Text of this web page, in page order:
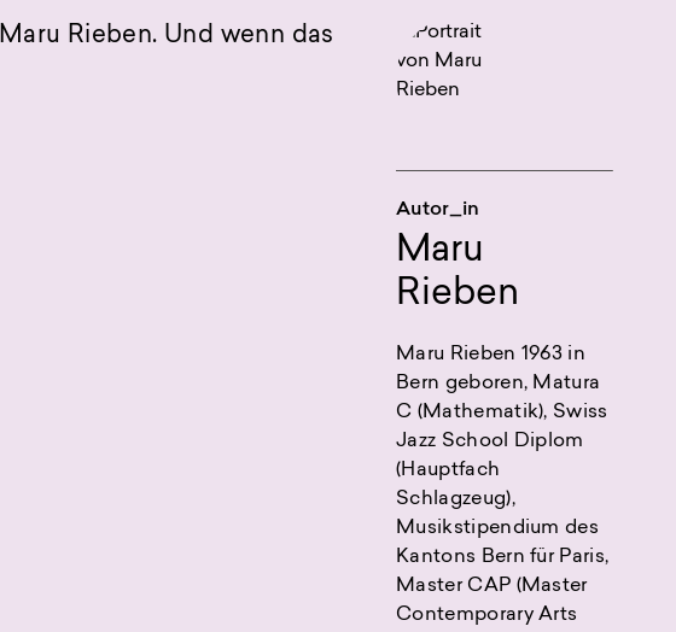
Rieben. Und wenn das
Autor_in
Maru
Rieben
Maru Rieben 1963 in
Bern geboren, Matura
C (Mathematik), Swiss
Jazz School Diplom
(Hauptfach
Schlagzeug),
Musikstipendium des
Kantons Bern für Paris,
Master CAP (Master
Contemporary Arts